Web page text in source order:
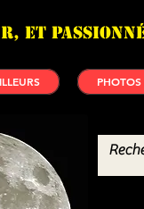
et